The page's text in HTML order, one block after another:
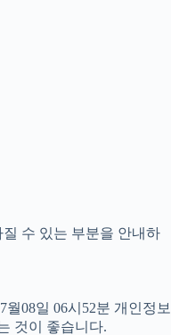
수 있는 부분을 안내하
08일 06시52분 개인정보
것이 좋습니다.